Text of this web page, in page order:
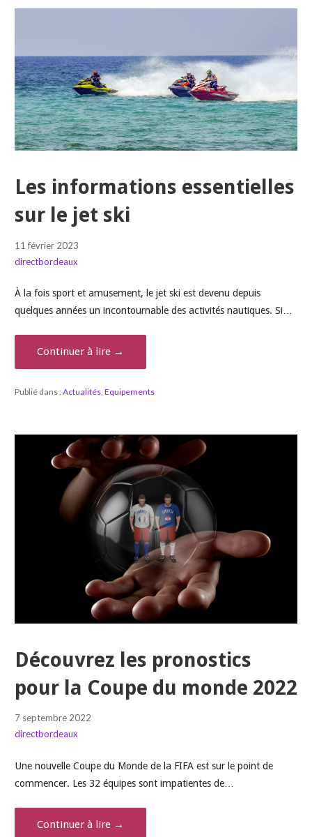
Les informations essentielles
sur le jet ski
11 février 2023
directbordeaux
À la fois sport et amusement, le jet ski est devenu depuis
quelques années un incontournable des activités nautiques. Si…
Continuer à lire →
Publié dans :Actualités, Equipements
Découvrez les pronostics
pour la Coupe du monde 2022
7 septembre 2022
directbordeaux
Une nouvelle Coupe du Monde de la FIFA est sur le point de
commencer. Les 32 équipes sont impatientes de…
Continuer à lire →